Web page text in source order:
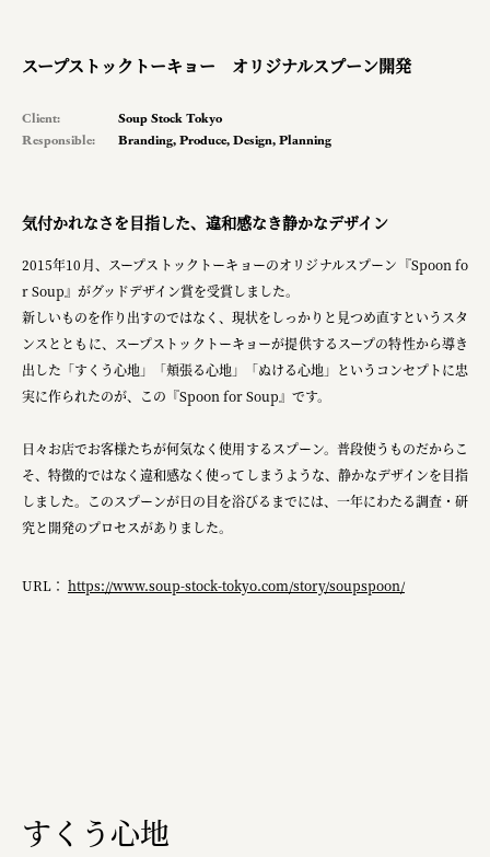
pr
Soup Stock Tokyo
100本のスプーン
キリンホールディングス株式会社
ソロフレッシュコーヒーシステム株式会社
ピジョン株式会社
アトラス化成株式会社
複合的な形式で実施
三國屋善五郎
株式会社ENO.STUDIO
スープストックトーキョー オリジナルスプーン開発
Client:
Soup Stock Tokyo
Responsible:
Branding,Produce,Design,Planning
気付かれなさを目指した、違和感なき静かなデザイン
2015年10月、スープストックトーキョーのオリジナルスプーン『Spoon fo
r Soup』がグッドデザイン賞を受賞しました。​
新しいものを作り出すのではなく、現状をしっかりと見つめ直すというスタ
ンスとともに、スープストックトーキョーが提供するスープの特性から導き
出した「すくう心地」「頬張る心地」「ぬける心地」というコンセプトに忠
実に作られたのが、この『Spoon for Soup』です。
日々お店でお客様たちが何気なく使用するスプーン。​普段使うものだからこ
そ、特徴的ではなく違和感なく使ってしまうような、静かなデザインを目指
しました。このスプーンが日の目を浴びるまでには、一年にわたる調査・研
究と開発のプロセスがありました。​
URL： https://www.soup-stock-tokyo.com/story/soupspoon/
すくう心地